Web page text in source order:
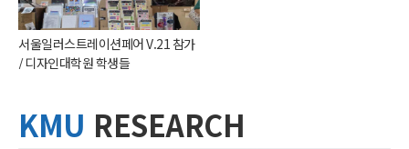
서울일러스트레이션페어 V.21 참가
/ 디자인대학원 학생들
KMU RESEARCH